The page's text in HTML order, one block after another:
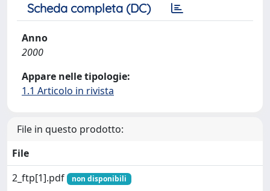
Scheda completa (DC)
Anno
2000
Appare nelle tipologie:
1.1 Articolo in rivista
File in questo prodotto:
File
2_ftp[1].pdf
non disponibili